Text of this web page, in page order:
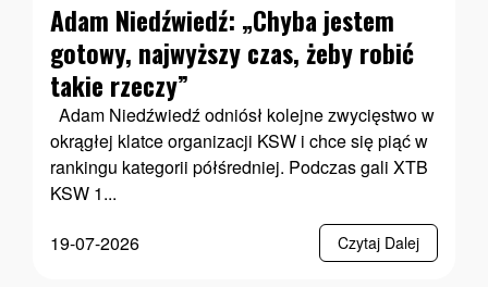
Adam Niedźwiedź: „Chyba jestem
gotowy, najwyższy czas, żeby robić
takie rzeczy”
Adam Niedźwiedź odniósł kolejne zwycięstwo w
okrągłej klatce organizacji KSW i chce się piąć w
rankingu kategorii półśredniej. Podczas gali XTB
KSW 1...
19-07-2026
Czytaj Dalej